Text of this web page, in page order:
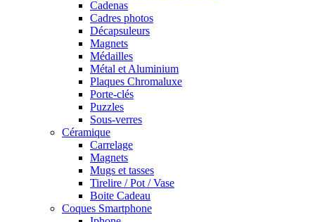
Cadenas
Cadres photos
Décapsuleurs
Magnets
Médailles
Métal et Aluminium
Plaques Chromaluxe
Porte-clés
Puzzles
Sous-verres
Céramique
Carrelage
Magnets
Mugs et tasses
Tirelire / Pot / Vase
Boite Cadeau
Coques Smartphone